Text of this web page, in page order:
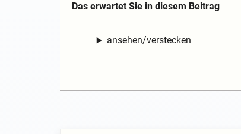
Das erwartet Sie in diesem Beitrag
ansehen/verstecken